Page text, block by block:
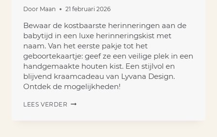
Door Maan 21 februari 2026
Bewaar de kostbaarste herinneringen aan de
babytijd in een luxe herinneringskist met
naam. Van het eerste pakje tot het
geboortekaartje: geef ze een veilige plek in een
handgemaakte houten kist. Een stijlvol en
blijvend kraamcadeau van Lyvana Design.
Ontdek de mogelijkheden!
LEES VERDER WAAROM